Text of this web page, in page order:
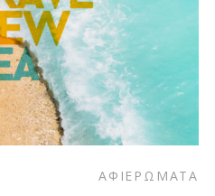
ΑΦΙΕΡΩΜΑΤΑ